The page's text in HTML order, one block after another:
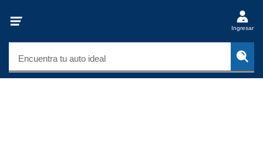
Ingresar
Encuentra tu auto ideal